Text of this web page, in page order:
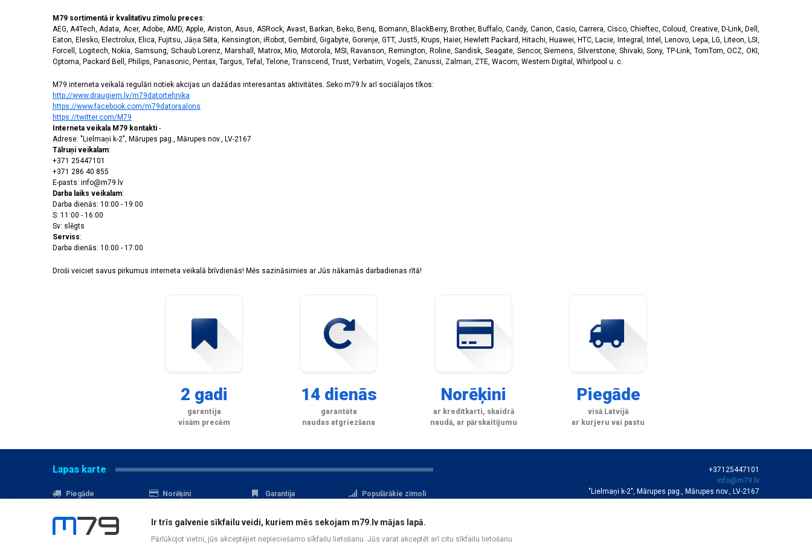
M79 sortimentā ir kvalitatīvu zīmolu preces:
AEG, A4Tech, Adata, Acer, Adobe, AMD, Apple, Ariston, Asus, ASRock, Avast, Barkan, Beko, Benq, Bomann, BlackBerry, Brother, Buffalo, Candy, Canon, Casio, Carrera, Cisco, Chieftec, Coloud, Creative, D-Link, Dell,
Eaton, Elesko, Electrolux, Elica, Fujitsu, Jāņa Sēta, Kensington, iRobot, Gembird, Gigabyte, Gorenje, GTT, Just5, Krups, Haier, Hewlett Packard, Hitachi, Huawei, HTC, Lacie, Integral, Intel, Lenovo, Lepa, LG, Liteon, LSI,
Forcell, Logitech, Nokia, Samsung, Schaub Lorenz, Marshall, Matrox, Mio, Motorola, MSI, Ravanson, Remington, Roline, Sandisk, Seagate, Sencor, Siemens, Silverstone, Shivaki, Sony, TP-Link, TomTom, OCZ, OKI,
Optoma, Packard Bell, Philips, Panasonic, Pentax, Targus, Tefal, Telone, Transcend, Trust, Verbatim, Vogels, Zanussi, Zalman, ZTE, Wacom, Western Digital, Whirlpool u. c.
M79 interneta veikalā regulāri notiek akcijas un dažādas interesantas aktivitātes. Seko m79.lv arī sociālajos tīkos:
http://www.draugiem.lv/m79datortehnika
https://www.facebook.com/m79datorsalons
https://twitter.com/M79
Interneta veikala M79 kontakti -
Adrese: "Lielmaņi k-2", Mārupes pag., Mārupes nov., LV-2167
Tālruņi veikalam:
+371 25447101
+371 286 40 855
E-pasts: info@m79.lv
Darba laiks veikalam:
Darba dienās: 10:00 - 19:00
S: 11:00 - 16:00
Sv: slēgts
Serviss:
Darba dienās: 10:00 - 17:00
Droši veiciet savus pirkumus interneta veikalā brīvdienās! Mēs sazināsimies ar Jūs nākamās darbadienas rītā!
2 gadi
garantija
visām precēm
14 dienās
garantēta
naudas atgriezšana
Norēķini
ar kredītkarti, skaidrā
naudā, ar pārskaitījumu
Piegāde
visā Latvijā
ar kurjeru vai pastu
Lapas karte
Piegāde
Norēķini
Akcijas
Serviss
Garantija
Populārākie zīmoli
Datu aizsardzība
Reģistrācija
+37125447101
info@m79.lv
"Lielmaņi k-2", Mārupes pag., Mārupes nov., LV-2167
Ir trīs galvenie sīkfailu veidi, kuriem mēs sekojam m79.lv mājas lapā.
Pārlūkojot vietni, jūs akceptējiet nepieciešamo sīkfailu lietošanu. Jūs varat akceptēt arī citu sīkfailu lietošanu.